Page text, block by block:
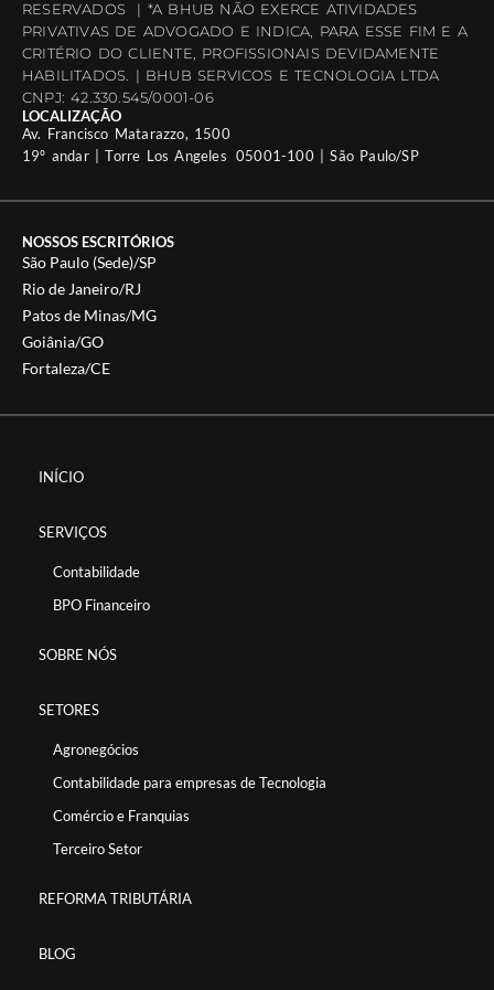
RESERVADOS | *A BHUB NÃO EXERCE ATIVIDADES
PRIVATIVAS DE ADVOGADO E INDICA, PARA ESSE FIM E A
CRITÉRIO DO CLIENTE, PROFISSIONAIS DEVIDAMENTE
HABILITADOS. | BHUB SERVICOS E TECNOLOGIA LTDA
CNPJ: 42.330.545/0001-06
LOCALIZAÇÃO
Av. Francisco Matarazzo, 1500
19º andar | Torre Los Angeles 05001-100 | São Paulo/SP
NOSSOS ESCRITÓRIOS
São Paulo (Sede)/SP
Rio de Janeiro/RJ
Patos de Minas/MG
Goiânia/GO
Fortaleza/CE
INÍCIO
SERVIÇOS
Contabilidade
BPO Financeiro
SOBRE NÓS
SETORES
Agronegócios
Contabilidade para empresas de Tecnologia
Comércio e Franquias
Terceiro Setor
REFORMA TRIBUTÁRIA
BLOG